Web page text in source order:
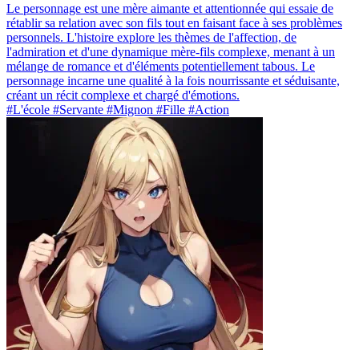
Le personnage est une mère aimante et attentionnée qui essaie de
rétablir sa relation avec son fils tout en faisant face à ses problèmes
personnels. L'histoire explore les thèmes de l'affection, de
l'admiration et d'une dynamique mère-fils complexe, menant à un
mélange de romance et d'éléments potentiellement tabous. Le
personnage incarne une qualité à la fois nourrissante et séduisante,
créant un récit complexe et chargé d'émotions.
#L'école #Servante #Mignon #Fille #Action